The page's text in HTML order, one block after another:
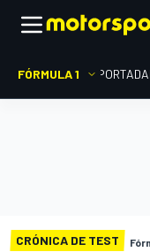
FÓRMULA 1 PORTADA
CRÓNICA DE TEST